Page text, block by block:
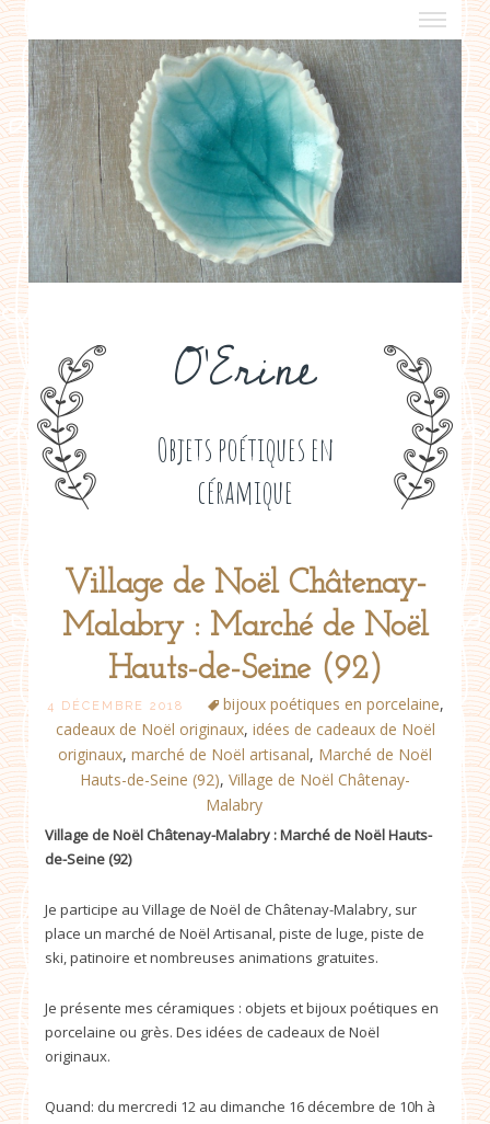
O'Erine
Objets poétiques en
céramique
a propos
boutiques de créateurs
contact
politique de confidentialité
Village de Noël Châtenay-
Malabry : Marché de Noël
Hauts-de-Seine (92)
4 DÉCEMBRE 2018 bijoux poétiques en porcelaine,
cadeaux de Noël originaux, idées de cadeaux de Noël
originaux, marché de Noël artisanal, Marché de Noël
Hauts-de-Seine (92), Village de Noël Châtenay-
Malabry
Village de Noël Châtenay-Malabry : Marché de Noël Hauts-
de-Seine (92)
Je participe au Village de Noël de Châtenay-Malabry, sur
place un marché de Noël Artisanal, piste de luge, piste de
ski, patinoire et nombreuses animations gratuites.
Je présente mes céramiques : objets et bijoux poétiques en
porcelaine ou grès. Des idées de cadeaux de Noël
originaux.
Quand: du mercredi 12 au dimanche 16 décembre de 10h à
Post
navigation